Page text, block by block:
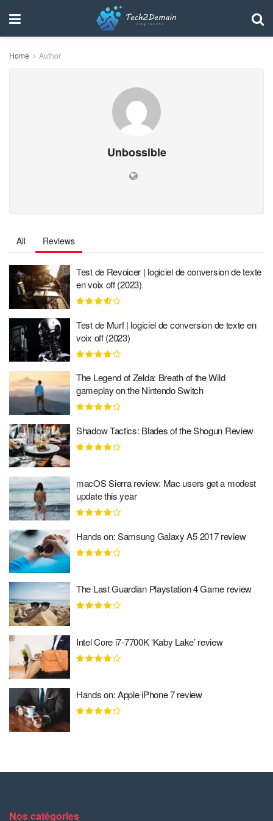
Home Author
Unbossible
All Reviews
Test de Revoicer | logiciel de conversion de texte
en voix off (2023)
Test de Murf | logiciel de conversion de texte en
voix off (2023)
The Legend of Zelda: Breath of the Wild
gameplay on the Nintendo Switch
Shadow Tactics: Blades of the Shogun Review
macOS Sierra review: Mac users get a modest
update this year
Hands on: Samsung Galaxy A5 2017 review
The Last Guardian Playstation 4 Game review
Intel Core i7-7700K ‘Kaby Lake’ review
Hands on: Apple iPhone 7 review
Nos catégories